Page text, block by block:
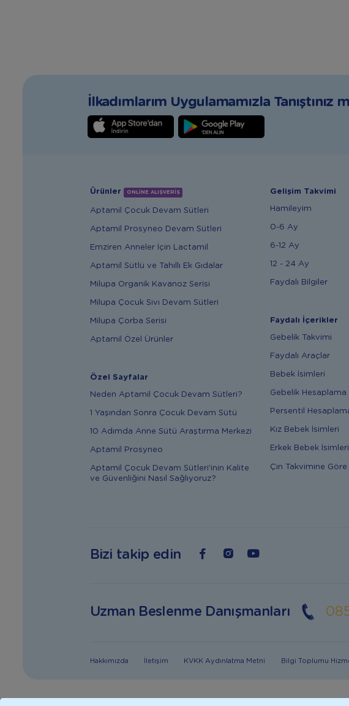
İlkadımlarım Uygulamamızla Tanıştınız
Ürünler ONLİNE ALIŞVERİŞ
Aptamil Çocuk Devam Sütleri
Aptamil Prosyneo Devam Sütleri
Emziren Anneler İçin Lactamil
Aptamil Sütlü ve Tahıllı Ek Gıdalar
Milupa Organik Kavanoz Serisi
Milupa Çocuk Sıvı Devam Sütleri
Milupa Çorba Serisi
Aptamil Özel Ürünler
Özel Sayfalar
Neden Aptamil Çocuk Devam Sütleri?
1 Yaşından Sonra Çocuk Devam Sütü
10 Adımda Anne Sütü Araştırma Merkezi
Aptamil Prosyneo
Aptamil Çocuk Devam Sütleri'inin Kalite
ve Güvenliğini Nasıl Sağlıyoruz?
Gelişim Takvimi
Hamileyim
0-6 Ay
6-12 Ay
12 - 24 Ay
Faydalı Bilgiler
Faydalı İçerikler
Gebelik Takvimi
Faydalı Araçlar
Bebek İsimleri
Gebelik Hesaplama
Persentil
Kız Bebek İsimleri
Erkek Bebek İsimleri
Çin Takvimine
Bizi takip edin
Uzman Beslenme Danışmanları
Hakkımızda İletişim KVKK Aydınlatma Metni Bilgi Toplumu